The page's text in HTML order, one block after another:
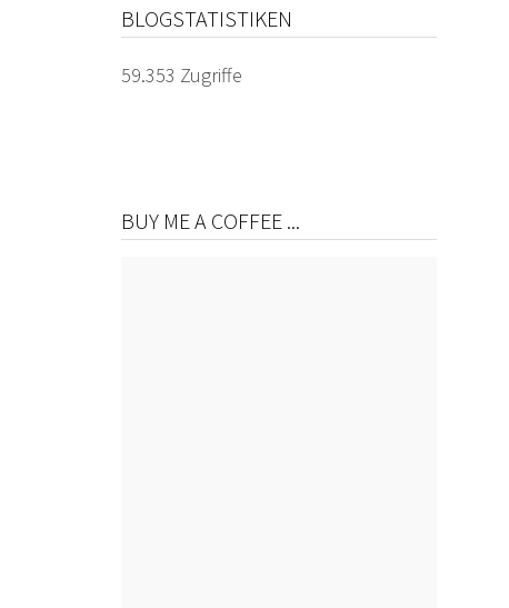
BLOGSTATISTIKEN
59.353 Zugriffe
BUY ME A COFFEE ...